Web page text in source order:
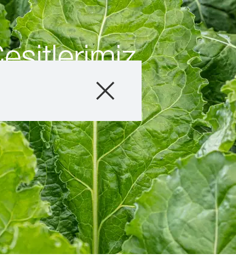
Ürünler
Tarımsal Bilgiler
Üretici
Etkinliklerimiz
Dijital
Hakkımızda